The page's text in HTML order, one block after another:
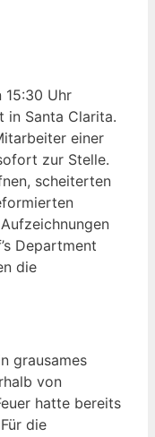
15:30 Uhr
in Santa Clarita.
einer
zur Stelle.
scheiterten
Department
die
grausames
von
hatte bereits
die